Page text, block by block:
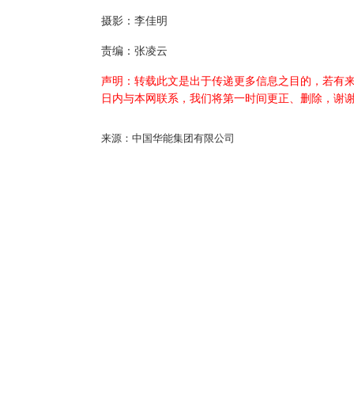
摄影：李佳明
责编：张凌云
声明：转载此文是出于传递更多信息之目的，若有
日内与本网联系，我们将第一时间更正、删除，谢
来源：中国华能集团有限公司